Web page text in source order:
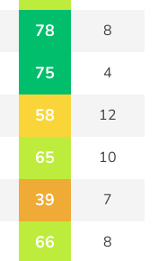
78 8
75 4
58 12
65 10
39 7
66 8